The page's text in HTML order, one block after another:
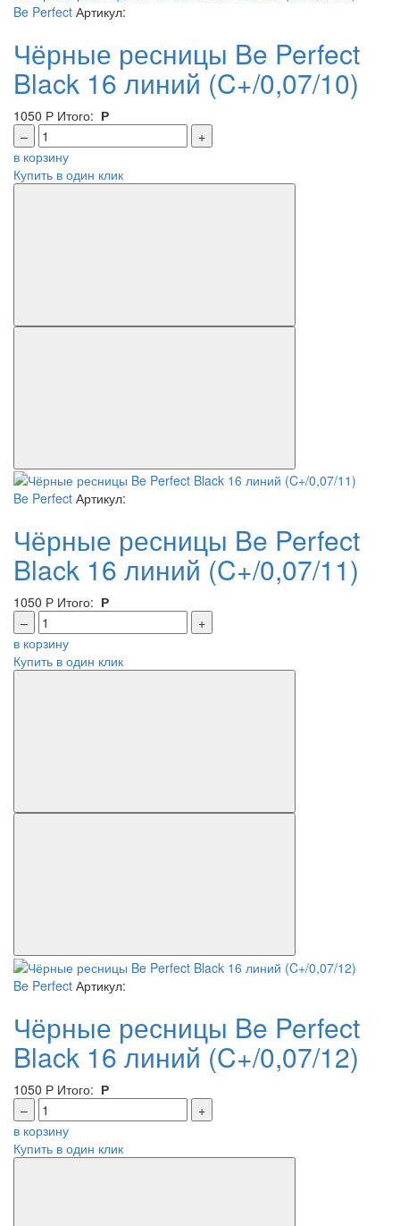
Be Perfect Артикул:
Чёрные ресницы Be Perfect
Black 16 линий (C+/0,07/10)
1050 Р Итого: Р
–
+
в корзину
Купить в один клик
Be Perfect Артикул:
Чёрные ресницы Be Perfect
Black 16 линий (C+/0,07/11)
1050 Р Итого: Р
–
+
в корзину
Купить в один клик
Be Perfect Артикул:
Чёрные ресницы Be Perfect
Black 16 линий (C+/0,07/12)
1050 Р Итого: Р
–
+
в корзину
Купить в один клик